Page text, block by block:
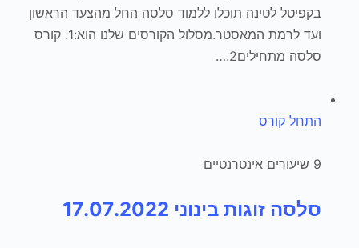
בקפיטל לטינה תוכלו ללמוד סלסה החל מהצעד הראשון
ועד לרמת המאסטר.מסלול הקורסים שלנו הוא:1. קורס
סלסה מתחילים2.…
התחל קורס
9 שיעורים אינטרנטיים
סלסה זוגות בינוני 17.07.2022